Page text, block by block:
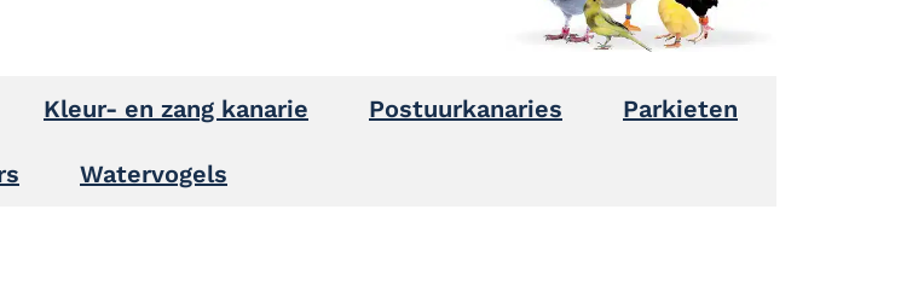
Kleur- en zang kanarie​ Postuurkanaries​ Parkieten​
Watervogels